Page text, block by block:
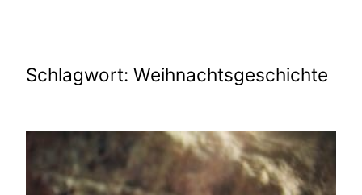
Schlagwort: Weihnachtsgeschichte